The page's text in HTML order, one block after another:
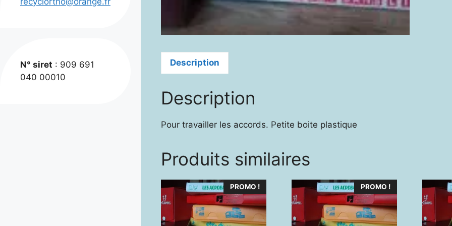
Description
Description
Pour travailler les accords. Petite boite plastique
Produits similaires
PROMO ! PROMO !
N° siret : 909 691
040 00010